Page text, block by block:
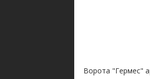
Ворота "Гермес"